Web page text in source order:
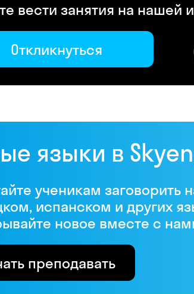
вести занятия на нашей
Откликнуться
языки в
ученикам заговорить
испанском и других
новое вместе с
преподавать